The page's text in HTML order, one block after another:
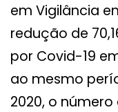
em Vigilância
redução de
por Covid-19
ao mesmo
2020, o